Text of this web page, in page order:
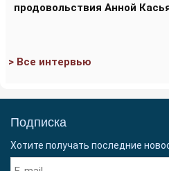
продовольствия Анной
> Все интервью
Подписка
Хотите получать последние